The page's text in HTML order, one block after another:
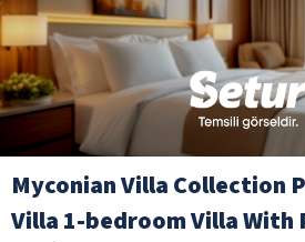
Myconian Villa Collection
Villa 1-bedroom Villa With